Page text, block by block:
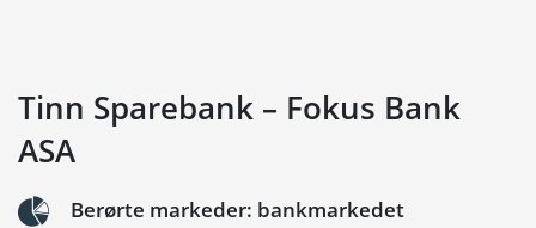
Tinn Sparebank – Fokus Bank
ASA
Berørte markeder: bankmarkedet